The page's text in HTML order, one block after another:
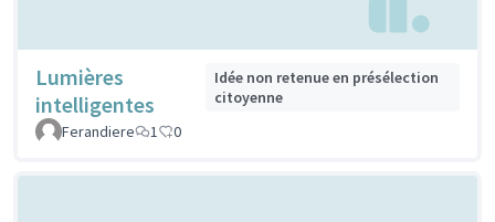
Lumières
intelligentes
Idée non retenue en présélection
citoyenne
Ferandiere
1 0